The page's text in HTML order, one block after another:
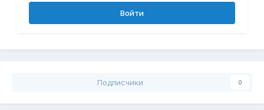
Войти
Подписчики 0